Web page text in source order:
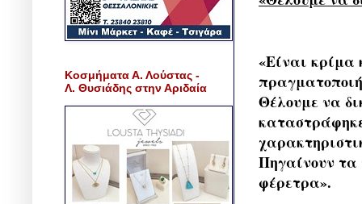
«Είναι κρίμα
Θέλουμε να
Πηγαίνουν τα
φέρετρα».
Κοσμήματα Α. Λούστας -
Λ. Θυσιάδης στην Αριδαία